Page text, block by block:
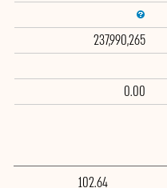
237,990,265
0.00
102.64